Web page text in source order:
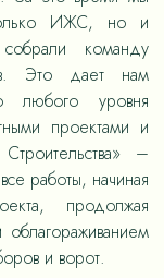
ИЖС, но и
команду
Это дает нам
любого уровня
проектами и
–
работы, начиная
продолжая
и ворот.